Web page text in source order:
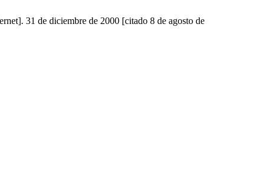
31 de diciembre de 2000 [citado 8 de agosto de